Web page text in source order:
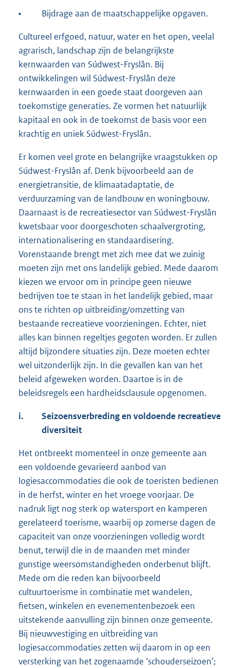
• Bijdrage aan de maatschappelijke opgaven.
Cultureel erfgoed, natuur, water en het open, veelal
agrarisch, landschap zijn de belangrijkste
kernwaarden van Súdwest-Fryslân. Bij
ontwikkelingen wil Súdwest-Fryslân deze
kernwaarden in een goede staat doorgeven aan
toekomstige generaties. Ze vormen het natuurlijk
kapitaal en ook in de toekomst de basis voor een
krachtig en uniek Súdwest-Fryslân.
Er komen veel grote en belangrijke vraagstukken op
Súdwest-Fryslân af. Denk bijvoorbeeld aan de
energietransitie, de klimaatadaptatie, de
verduurzaming van de landbouw en woningbouw.
Daarnaast is de recreatiesector van Súdwest-Fryslân
kwetsbaar voor doorgeschoten schaalvergroting,
internationalisering en standaardisering.
Vorenstaande brengt met zich mee dat we zuinig
moeten zijn met ons landelijk gebied. Mede daarom
kiezen we ervoor om in principe geen nieuwe
bedrijven toe te staan in het landelijk gebied, maar
ons te richten op uitbreiding/omzetting van
bestaande recreatieve voorzieningen. Echter, niet
alles kan binnen regeltjes gegoten worden. Er zullen
altijd bijzondere situaties zijn. Deze moeten echter
wel uitzonderlijk zijn. In die gevallen kan van het
beleid afgeweken worden. Daartoe is in de
beleidsregels een hardheidsclausule opgenomen.
i.
Seizoensverbreding en voldoende recreatieve
diversiteit
Het ontbreekt momenteel in onze gemeente aan
een voldoende gevarieerd aanbod van
logiesaccommodaties die ook de toeristen bedienen
in de herfst, winter en het vroege voorjaar. De
nadruk ligt nog sterk op watersport en kamperen
gerelateerd toerisme, waarbij op zomerse dagen de
capaciteit van onze voorzieningen volledig wordt
benut, terwijl die in de maanden met minder
gunstige weersomstandigheden onderbenut blijft.
Mede om die reden kan bijvoorbeeld
cultuurtoerisme in combinatie met wandelen,
fietsen, winkelen en evenementenbezoek een
uitstekende aanvulling zijn binnen onze gemeente.
Bij nieuwvestiging en uitbreiding van
logiesaccommodaties zetten wij daarom in op een
versterking van het zogenaamde ‘schouderseizoen’;